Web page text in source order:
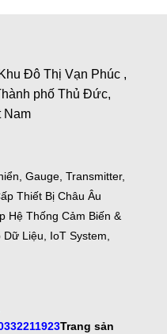
Đô Thị Vạn Phúc ,
phố Thủ Đức,
Nam
Gauge, Transmitter,
Thiết Bị Châu Âu
Hệ Thống Cảm Biến &
Liệu, IoT System,
Trang sản